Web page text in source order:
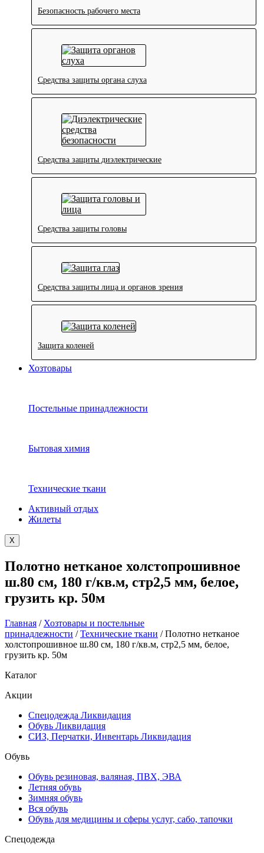
Безопасность рабочего места
Средства защиты органа слуха
Средства защиты диэлектрические
Средства защиты головы
Средства защиты лица и органов зрения
Защита коленей
Хозтовары
Постельные принадлежности
Бытовая химия
Технические ткани
Активный отдых
Жилеты
X
Полотно нетканое холстопрошивное
ш.80 см, 180 г/кв.м, стр2,5 мм, белое,
грузить кр. 50м
Главная / Хозтовары и постельные
принадлежности /Технические ткани / Полотно нетканое
холстопрошивное ш.80 см, 180 г/кв.м, стр2,5 мм, белое,
грузить кр. 50м
Каталог
Акции
Спецодежда Ликвидация
Обувь Ликвидация
СИЗ, Перчатки, Инвентарь Ликвидация
Обувь
Обувь резиновая, валяная, ПВХ, ЭВА
Летняя обувь
Зимняя обувь
Вся обувь
Обувь для медицины и сферы услуг, сабо, тапочки
Спецодежда